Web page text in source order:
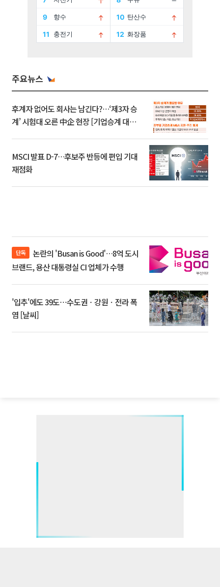
주요뉴스
후계자 없어도 회사는 남긴다?…‘제3자 승
계’ 시험대 오른 中企 현장 [기업승계 대전
MSCI 발표 D-7…후보주 반등에 편입 기대
재점화
단독
브랜드, 용산 대통령실 CI 업체가 수행
'입추'에도 39도⋯수도권ㆍ강원ㆍ전라 폭
염 [날씨]